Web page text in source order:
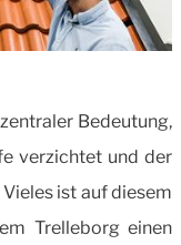
Bedeutung,
verzichtet und der
ist auf diesem
Trelleborg einen